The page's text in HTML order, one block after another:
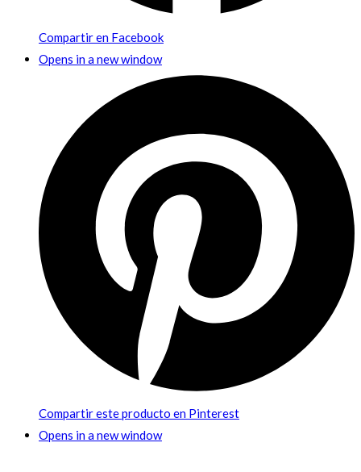
Compartir en Facebook
Opens in a new window
Compartir este producto en Pinterest
Opens in a new window